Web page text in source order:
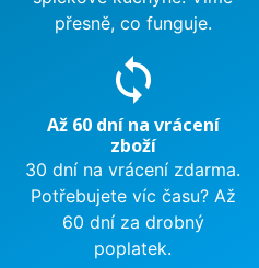
přesně, co funguje.
sync
Až 60 dní na vrácení
zboží
30 dní na vrácení zdarma.
Potřebujete víc času? Až
60 dní za drobný
poplatek.